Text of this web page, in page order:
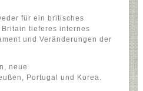
für ein britisches
tieferes internes
und Veränderungen der
neue
Portugal und Korea.